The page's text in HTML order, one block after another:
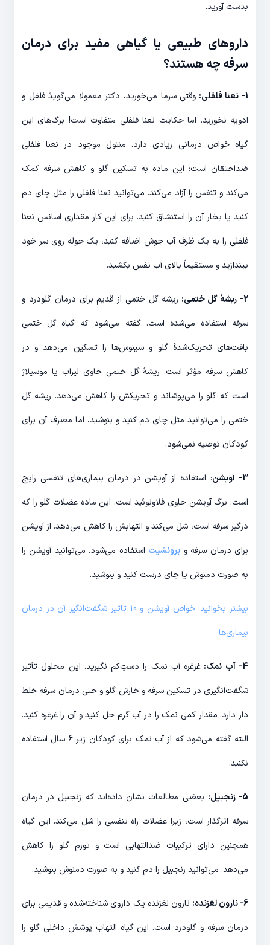
بدست آورید.
داروهای طبیعی یا گیاهی مفید برای درمان
سرفه چه هستند؟
1- نعنا فلفلی:
وقتی سرما می‌خورید، دکتر معمولا می‌گویدً فلفل و
ادویه نخورید. اما حکایت نعنا فلفلی متفاوت است! برگ‌های این
گیاه خواص درمانی زیادی دارد. منتول موجود در نعنا فلفلی
ضداحتقان است؛ این ماده به تسکین گلو و کاهش سرفه کمک
می‌کند و تنفس را آزاد می‌کند. می‌توانید نعنا فلفلی را مثل چای دم
کنید یا بخار آن را استنشاق کنید. برای این کار مقداری اسانس نعنا
فلفلی را به یک ظرف آب جوش اضافه کنید، یک حوله روی سر خود
بیندازید و مستقیماً بالای آب نفس بکشید.
2- ریشۀ گل ختمی:
ریشه گل ختمی از قدیم برای درمان گلودرد و
سرفه استفاده می‌شده است. گفته می‌شود که گیاه گل ختمی
بافت‌های تحریک‌شدۀ گلو و سینوس‌ها را تسکین می‌دهد و در
کاهش سرفه مؤثر است. ریشۀ گل ختمی حاوی لیزاب یا موسیلاژ
است که گلو را می‌پوشاند و تحریکش را کاهش می‌دهد. ریشه گل
ختمی را می‌توانید مثل چای دم کنید و بنوشید، اما مصرف آن برای
کودکان توصیه نمی‌شود.
3- آویشن
: استفاده از آویشن در درمان بیماری‌های تنفسی رایج
است. برگ آویشن حاوی فلاونوئید است. این ماده عضلات گلو را که
درگیر سرفه است، شل می‌کند و التهابش را کاهش می‌دهد. از آویشن
برای درمان سرفه و برونشیت استفاده می‌شود. می‌توانید آویشن را
به صورت دمنوش یا چای درست کنید و بنوشید.
بیشتر بخوانید: خواص آویشن و 10 تاثیر شگفت‌انگیز آن در درمان
بیماری‌ها
4- آب نمک:
غرغره آب نمک را دستِ‌کم نگیرید. این محلول تأثیر
شگفت‌انگیزی در تسکین سرفه و خارش گلو و حتی درمان سرفه خلط
دار دارد. مقدار کمی نمک را در آب گرم حل کنید و آن را غرغره کنید.
البته گفته می‌شود که از آب نمک برای کودکان زیر 6 سال استفاده
نکنید.
5- زنجبیل:
بعضی مطالعات نشان داده‌اند که زنجبیل در درمان
سرفه اثرگذار است، زیرا عضلات راه تنفسی را شل می‌کند. این گیاه
همچنین دارای ترکیبات ضدالتهابی است و تورم گلو را کاهش
می‌دهد. می‌توانید زنجبیل را دم کنید و به صورت دمنوش بنوشید.
6- نارون لغزنده:
نارون لغزنده یک داروی شناخته‌شده و قدیمی برای
درمان سرفه و گلودرد است. این گیاه التهاب پوشش داخلی گلو را